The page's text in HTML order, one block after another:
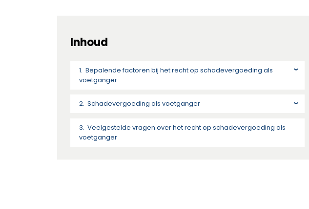
Inhoud
Bepalende factoren bij het recht op schadevergoeding als
voetganger
Schadevergoeding als voetganger
Veelgestelde vragen over het recht op schadevergoeding als
voetganger